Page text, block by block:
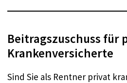
Beitragszuschuss für
Krankenversicherte
Sind Sie als Rentner privat